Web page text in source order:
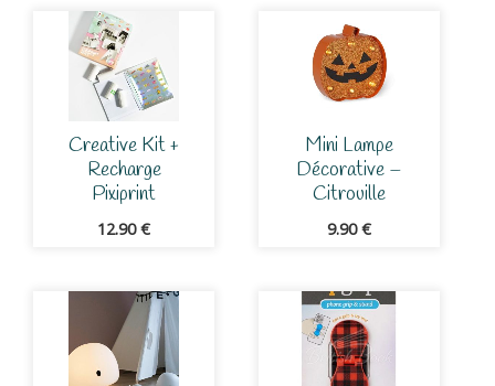
Creative Kit +
Recharge
Pixiprint
12.90€
Mini Lampe
Décorative –
Citrouille
9.90€